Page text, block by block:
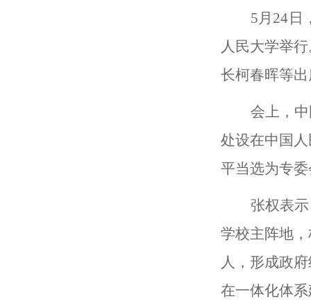
5月24日
人民大学举
长柯春晖等
会上，
处设在中国
平当选为专
张权表
学校主阵地
人，形成政
在一体化体